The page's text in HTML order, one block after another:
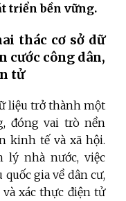
triển bền vững.
thác cơ sở dữ
cước công dân,
tử
liệu trở thành một
đóng vai trò nền
kinh tế và xã hội.
lý nhà nước, việc
gia về dân cư,
xác thực điện tử